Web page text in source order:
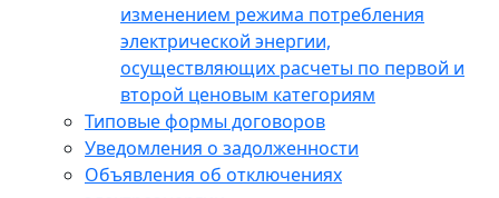
изменением режима потребления
электрической энергии,
осуществляющих расчеты по первой и
второй ценовым категориям
Типовые формы договоров
Уведомления о задолженности
Объявления об отключениях